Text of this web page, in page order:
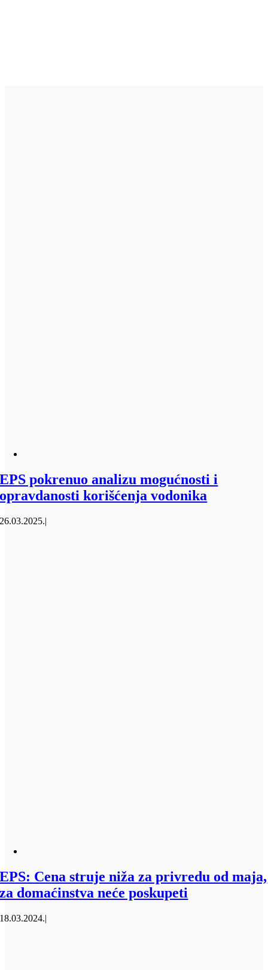
EPS pokrenuo analizu mogućnosti i
opravdanosti korišćenja vodonika
26.03.2025.|
EPS: Cena struje niža za privredu od maja,
za domaćinstva neće poskupeti
18.03.2024.|